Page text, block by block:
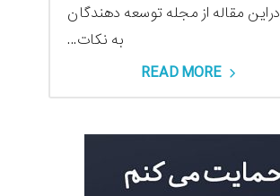
دراین مقاله از مجله توسعه دهندگان
به نکات...
READ MORE